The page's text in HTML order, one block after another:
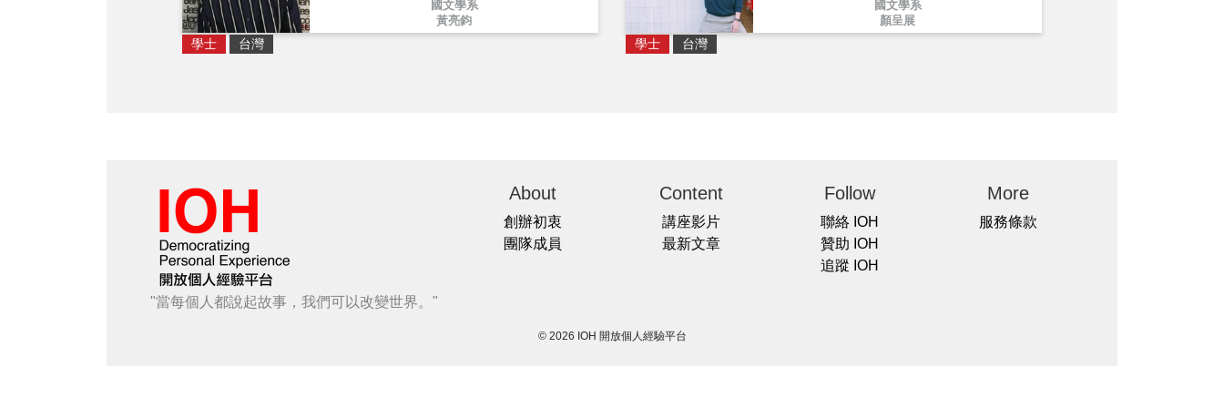
國文學系
黃亮鈞
學士 台灣
國文學系
顏呈展
學士 台灣
"當每個人都說起故事，我們可以改變世界。"
About
創辦初衷
團隊成員
Content
講座影片
最新文章
Follow
聯絡 IOH
贊助 IOH
追蹤 IOH
More
服務條款
© 2026 IOH 開放個人經驗平台